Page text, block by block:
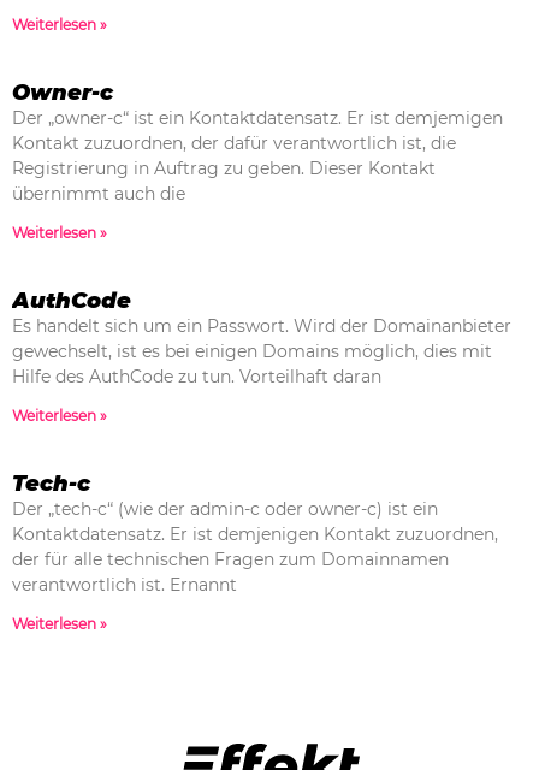
Weiterlesen »
Owner-c
Der „owner-c“ ist ein Kontaktdatensatz. Er ist demjemigen
Kontakt zuzuordnen, der dafür verantwortlich ist, die
Registrierung in Auftrag zu geben. Dieser Kontakt
übernimmt auch die
Weiterlesen »
AuthCode
Es handelt sich um ein Passwort. Wird der Domainanbieter
gewechselt, ist es bei einigen Domains möglich, dies mit
Hilfe des AuthCode zu tun. Vorteilhaft daran
Weiterlesen »
Tech-c
Der „tech-c“ (wie der admin-c oder owner-c) ist ein
Kontaktdatensatz. Er ist demjenigen Kontakt zuzuordnen,
der für alle technischen Fragen zum Domainnamen
verantwortlich ist. Ernannt
Weiterlesen »